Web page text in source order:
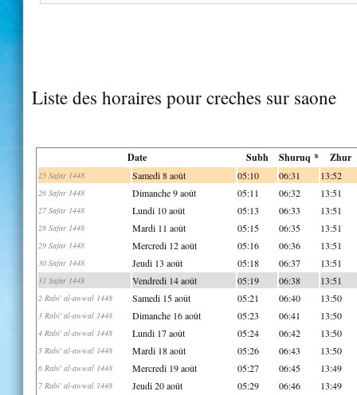
Liste des horaires pour creches sur saone
Date Subh Shuruq * Zhur
25 Safar 1448 Samedi 8 août 05:10 06:31 13:52
26 Safar 1448 Dimanche 9 août 05:11 06:32 13:51
27 Safar 1448 Lundi 10 août 05:13 06:33 13:51
28 Safar 1448 Mardi 11 août 05:15 06:35 13:51
29 Safar 1448 Mercredi 12 août 05:16 06:36 13:51
30 Safar 1448 Jeudi 13 août 05:18 06:37 13:51
31 Safar 1448 Vendredi 14 août 05:19 06:38 13:51
2 Rabi' al-awwal 1448 Samedi 15 août 05:21 06:40 13:50
3 Rabi' al-awwal 1448 Dimanche 16 août 05:23 06:41 13:50
4 Rabi' al-awwal 1448 Lundi 17 août 05:24 06:42 13:50
5 Rabi' al-awwal 1448 Mardi 18 août 05:26 06:43 13:50
6 Rabi' al-awwal 1448 Mercredi 19 août 05:27 06:45 13:49
7 Rabi' al-awwal 1448 Jeudi 20 août 05:29 06:46 13:49